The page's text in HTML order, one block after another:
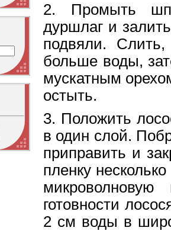
2. Промыть
дуршлаг и
подвяли.
больше воды,
мускатным
остыть.
3. Положить
в один слой.
приправить и
пленку
готовности
2 см воды в